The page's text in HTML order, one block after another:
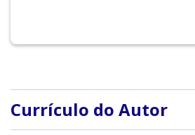
Currículo do Autor